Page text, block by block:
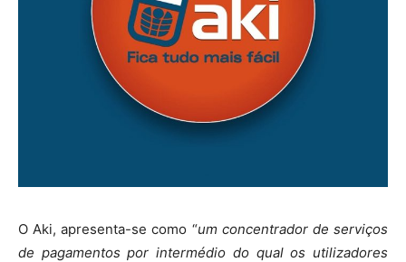
O Aki, apresenta-se como “um concentrador de serviços
de pagamentos por intermédio do qual os utilizadores